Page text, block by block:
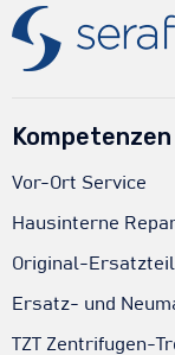
Kompetenzen
Vor-Ort Service
Hausinterne
Original-
Ersatz- und
TZT Zentrifugen-